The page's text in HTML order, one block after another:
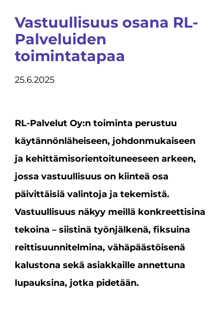
Vastuullisuus osana RL-
Palveluiden
toimintatapaa
25.6.2025
RL-Palvelut Oy:n toiminta perustuu
käytännönläheiseen, johdonmukaiseen
ja kehittämisorientoituneeseen arkeen,
jossa vastuullisuus on kiinteä osa
päivittäisiä valintoja ja tekemistä.
Vastuullisuus näkyy meillä konkreettisina
tekoina – siistinä työnjälkenä, fiksuina
reittisuunnitelmina, vähäpäästöisenä
kalustona sekä asiakkaille annettuna
lupauksina, jotka pidetään.